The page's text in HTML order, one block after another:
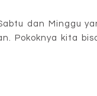
dan Minggu
Pokoknya kita